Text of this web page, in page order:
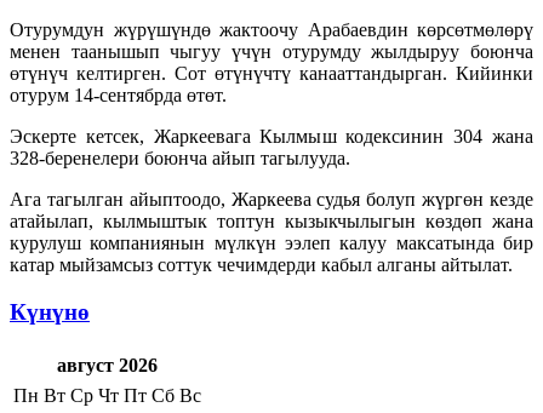
Отурумдун жүрүшүндө жактоочу Арабаевдин көрсөтмөлөрү
менен таанышып чыгуу үчүн отурумду жылдыруу боюнча
өтүнүч келтирген. Сот өтүнүчтү канааттандырган. Кийинки
отурум 14-сентябрда өтөт.
Эскерте кетсек, Жаркеевага Кылмыш кодексинин 304 жана
328-беренелери боюнча айып тагылууда.
Ага тагылган айыптоодо, Жаркеева судья болуп жүргөн кезде
атайылап, кылмыштык топтун кызыкчылыгын көздөп жана
курулуш компаниянын мүлкүн ээлеп калуу максатында бир
катар мыйзамсыз соттук чечимдерди кабыл алганы айтылат.
Күнүнө
август 2026
Пн Вт Ср Чт Пт Сб Вс